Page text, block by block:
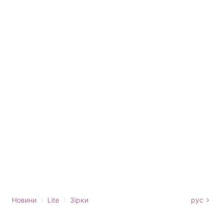
Новини › Lite › Зірки рус